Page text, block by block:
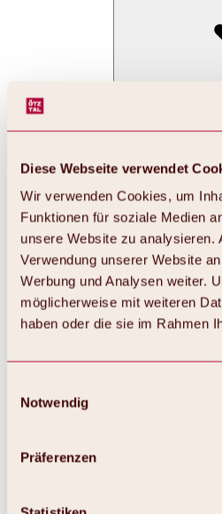
Diese Webseite verwendet
Wir verwenden Cookies, um
Funktionen für soziale Medien
unsere Website zu analysieren.
Verwendung unserer Website
Werbung und Analysen weiter.
möglicherweise mit weiteren
haben oder die sie im Rahmen
Notwendig
Präferenzen